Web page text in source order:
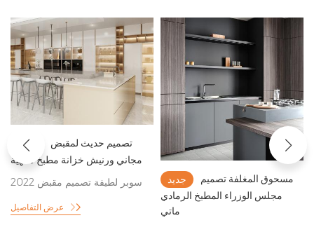
جديد
تصميم حديث لمقبض
مجاني ورنيش خزانة مطبخ منتهية
2022 سوبر لطيفة تصميم مقبض
عرض التفاصيل
جديد
مسحوق المغلفة تصميم
مجلس الوزراء المطبخ الرمادي
ماتي